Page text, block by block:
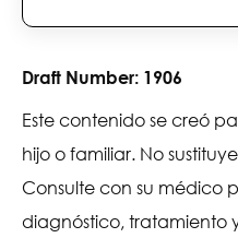
Draft Number: 1906
Este contenido se creó
hijo o familiar. No
Consulte con su médico
diagnóstico, tratamiento